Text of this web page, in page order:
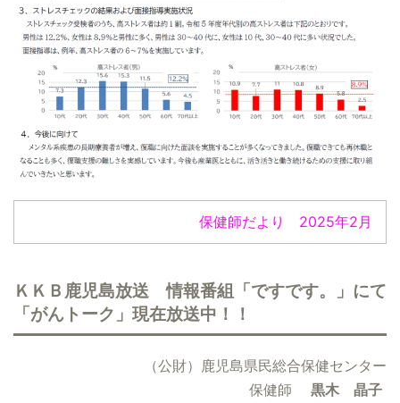
保健師だより 2025年2月
ＫＫＢ鹿児島放送 情報番組「ですです。」にて
「がんトーク」現在放送中！！
（公財）鹿児島県民総合保健センター
保健師
黒木 晶子